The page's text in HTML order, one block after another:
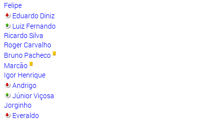
Felipe
Eduardo Diniz
Luiz Fernando
Ricardo Silva
Roger Carvalho
Bruno Pacheco
Marcão
Igor Henrique
Andrigo
Júnior Viçosa
Jorginho
Everaldo